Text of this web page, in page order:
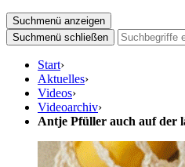
Suchmenü anzeigen
Suchmenü schließen
Start›
Aktuelles›
Videos›
Videoarchiv›
Antje Pfüller auch auf der